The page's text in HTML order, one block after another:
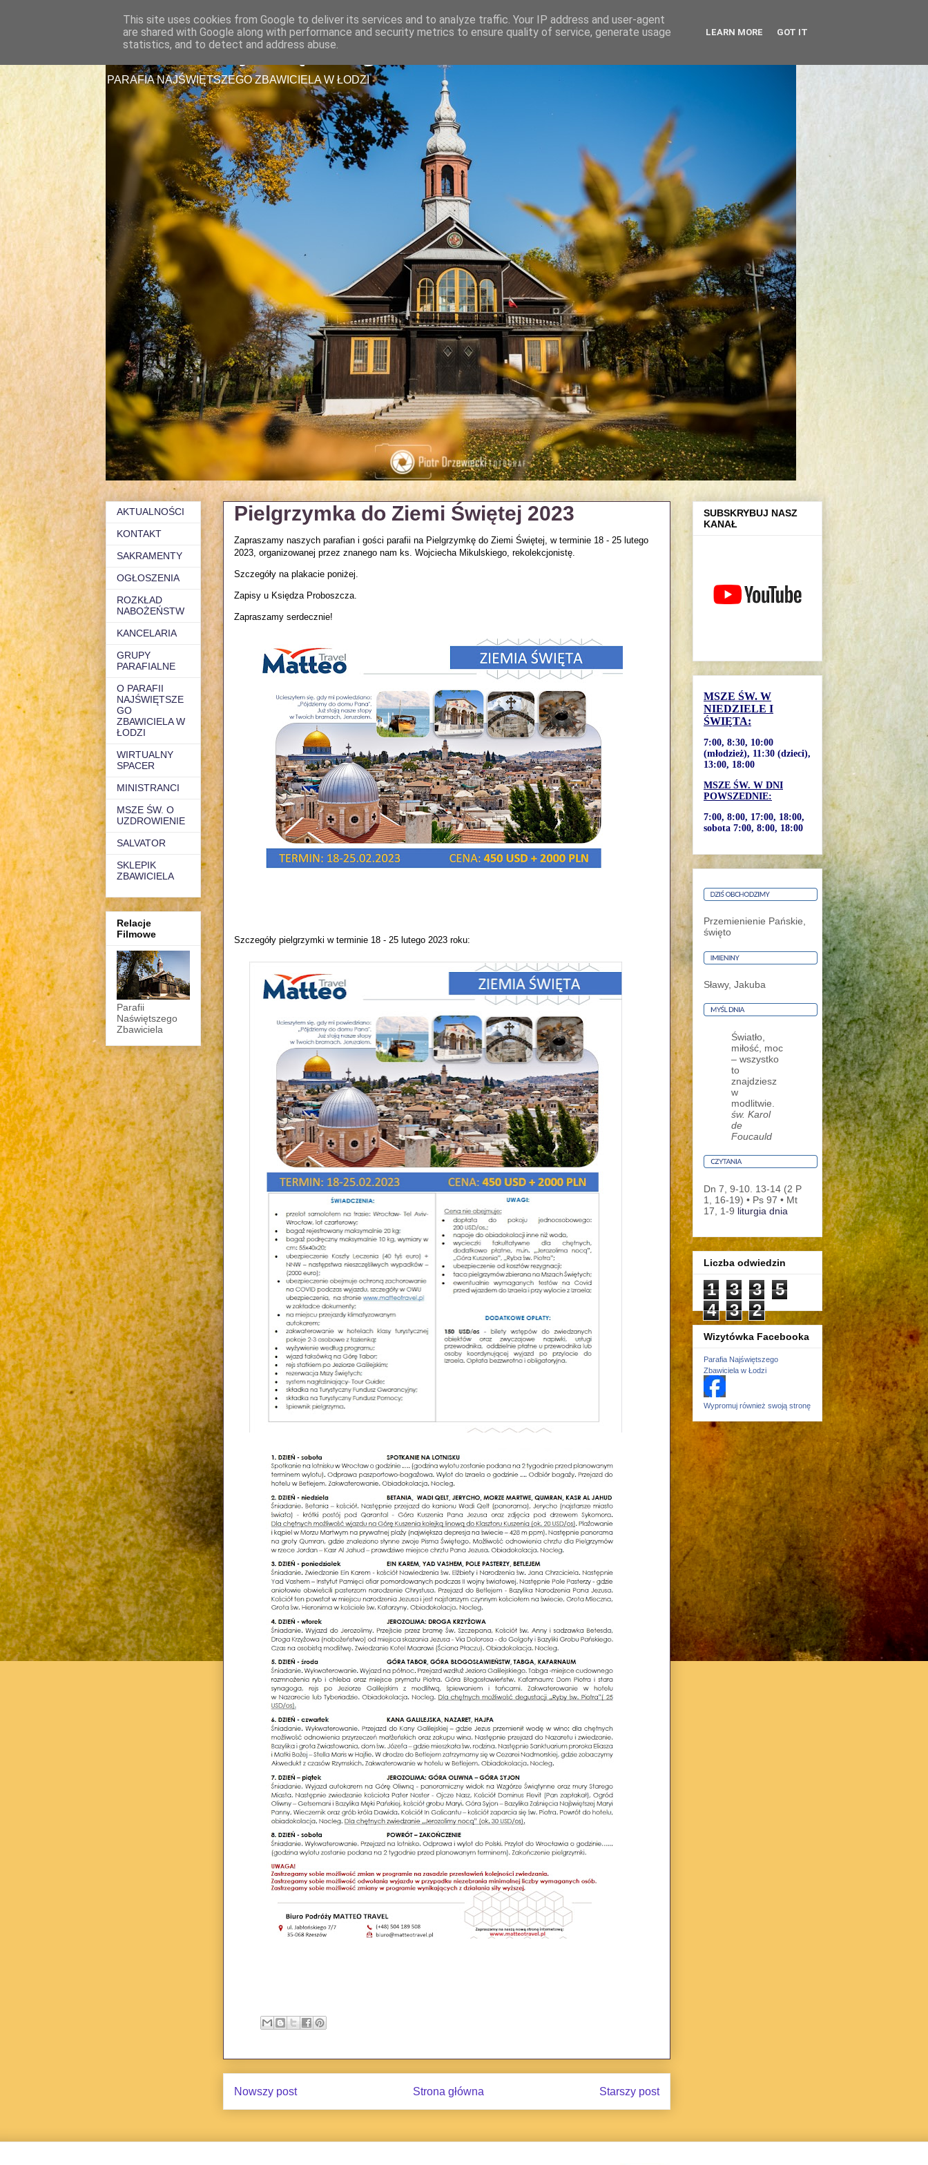
Parafia Najświętszego Zbawiciela
PARAFIA NAJŚWIĘTSZEGO ZBAWICIELA W ŁODZI
Pielgrzymka do Ziemi Świętej 2023
Zapraszamy naszych parafian i gości parafii na Pielgrzymkę do Ziemi Świętej, w terminie 18 - 25 lutego
2023, organizowanej przez znanego nam ks. Wojciecha Mikulskiego, rekolekcjonistę.
Szczegóły na plakacie poniżej.
Zapisy u Księdza Proboszcza.
Zapraszamy serdecznie!
Szczegóły pielgrzymki w terminie 18 - 25 lutego 2023 roku:
Nowszy post Starszy post
Strona główna
AKTUALNOŚCI
KONTAKT
SAKRAMENTY
OGŁOSZENIA
ROZKŁAD
NABOŻEŃSTW
KANCELARIA
GRUPY
PARAFIALNE
O PARAFII
NAJŚWIĘTSZE
GO
ZBAWICIELA W
ŁODZI
WIRTUALNY
SPACER
MINISTRANCI
MSZE ŚW. O
UZDROWIENIE
SALVATOR
SKLEPIK
ZBAWICIELA
Relacje
Filmowe
Parafii
Naświętszego
Zbawiciela
SUBSKRYBUJ NASZ
KANAŁ
MSZE ŚW. W
NIEDZIELE I
ŚWIĘTA:
7:00, 8:30, 10:00
(młodzież), 11:30 (dzieci),
13:00, 18:00
MSZE ŚW. W DNI
POWSZEDNIE:
7:00, 8:00, 17:00, 18:00,
sobota 7:00, 8:00, 18:00
Przemienienie Pańskie,
święto
Sławy, Jakuba
Światło,
miłość, moc
– wszystko
to
znajdziesz
w
modlitwie.
św. Karol
de
Foucauld
Dn 7, 9-10. 13-14 (2 P
1, 16-19) • Ps 97 • Mt
17, 1-9 liturgia dnia
Liczba odwiedzin
1 3 3
5
4
3 2
Wizytówka Facebooka
Parafia Najświętszego
Zbawiciela w Łodzi
Wypromuj również swoją stronę
This site uses cookies from Google to deliver its services and to analyze traffic. Your IP address and user-agent
are shared with Google along with performance and security metrics to ensure quality of service, generate usage
statistics, and to detect and address abuse.
LEARN MORE GOT IT